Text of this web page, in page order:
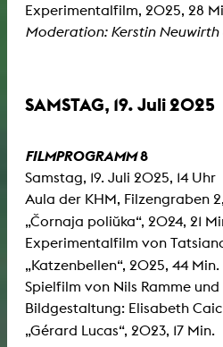
Experimentalfilm, 2025, 28
Moderation: Kerstin Neuwirth
SAMSTAG, 19. Juli 2025
FILMPROGRAMM8
Samstag, 19. Juli 2025, 14 Uhr
Aula der KHM, Filzengraben
„Čornaja poliŭka“, 2024, 21
Experimentalfilm von
„Katzenbellen“, 2025, 44 Min.
Spielfilm von Nils Ramme und
Bildgestaltung: Elisabeth Caic
„Gérard Lucas“, 2023, 17 Min.